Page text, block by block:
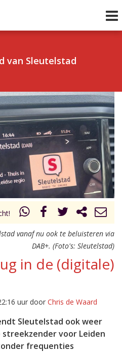
van Sleutelstad
1 van 0 Volgend uur
vanaf nu ook te beluisteren via
DAB+. (Foto's: Sleutelstad)
in de (digitale)
uur door Chris de Waard
Sleutelstad ook weer
voor Leiden
frequenties